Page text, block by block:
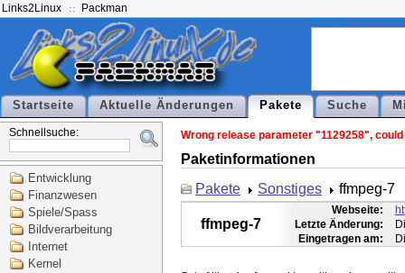
Links2Linux Packman
Startseite Aktuelle Änderungen Pakete Suche
Schnellsuche:
Entwicklung
Finanzwesen
Spiele/Spass
Bildverarbeitung
Internet
Kernel
Wrong release parameter "1129258",
Paketinformationen
Pakete
Sonstiges ffmpeg-7
ffmpeg-7
Webseite:
Letzte Änderung:
Eingetragen am: